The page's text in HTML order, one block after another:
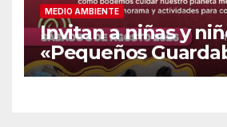
MEDIO AMBIENTE
Invitan a niñas y
«Pequeños
en La Sauceda